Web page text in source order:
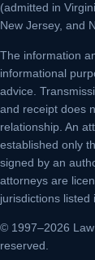
(admitted in
New Jersey, and
The information
informational
advice.
and receipt does
relationship. An
established only
signed by an
attorneys are
jurisdictions listed
© 1997–2026
reserved.